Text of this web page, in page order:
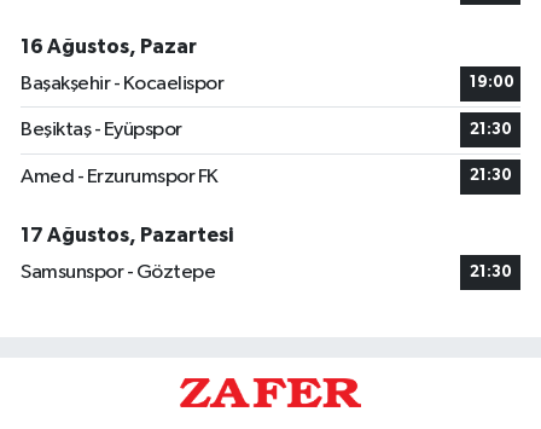
16 Ağustos, Pazar
Başakşehir - Kocaelispor
19:00
Beşiktaş - Eyüpspor 21:30
Amed - Erzurumspor FK 21:30
17 Ağustos, Pazartesi
Samsunspor - Göztepe
21:30